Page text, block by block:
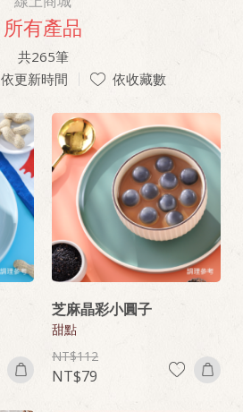
所有產品
共265筆
依更新時間 依收藏數
芝麻晶彩小圓子
甜點
112
79